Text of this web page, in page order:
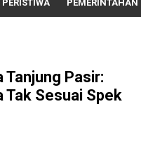
PERISTIWA PEMERINTAHAN
Pasir:
Tak Sesuai Spek